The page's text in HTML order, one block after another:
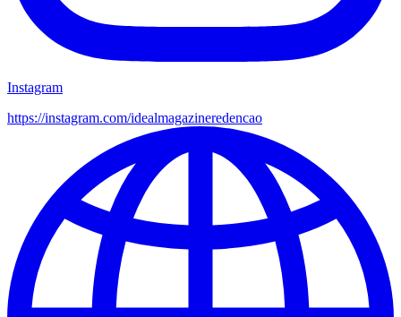
Instagram
https://instagram.com/idealmagazineredencao